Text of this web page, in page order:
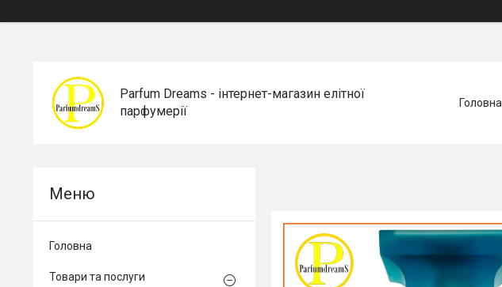
Parfum Dreams - інтернет-магазин елітної
парфумерії
Головна
Головна
Товари та послуги